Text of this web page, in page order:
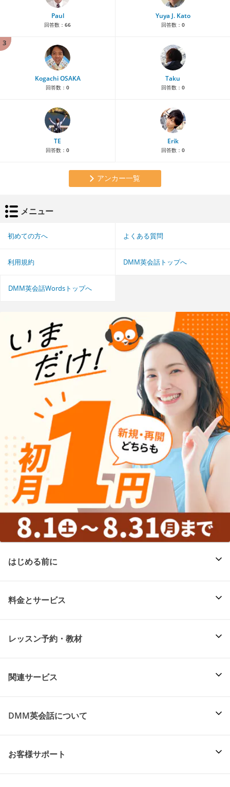
Paul
回答数： 66
Yuya J. Kato
回答数： 0
3
Kogachi OSAKA
回答数： 0
Taku
回答数： 0
TE
回答数： 0
Erik
回答数： 0
アンカー一覧
メニュー
初めての方へ よくある質問
利用規約 DMM英会話トップへ
DMM英会話Wordsトップへ
はじめる前に
料金とサービス
レッスン予約・教材
関連サービス
DMM英会話について
お客様サポート